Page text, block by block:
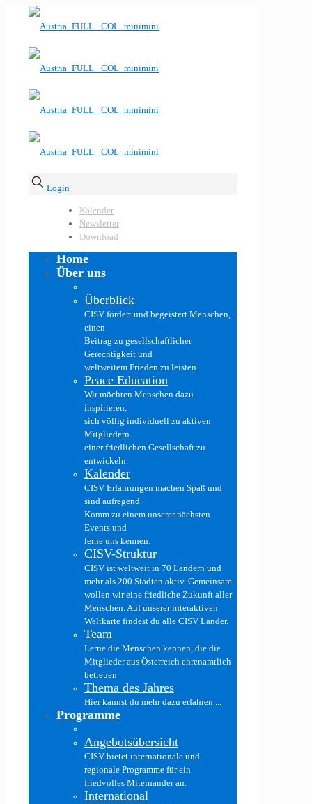
Login
Kalender
Newsletter
Download
Home
Über uns
Überblick
CISV fördert und begeistert Menschen,
einen
Beitrag zu gesellschaftlicher
Gerechtigkeit und
weltweitem Frieden zu leisten.
Peace Education
Wir möchten Menschen dazu
inspirieren,
sich völlig individuell zu aktiven
Mitgliedern
einer friedlichen Gesellschaft zu
entwickeln.
Kalender
CISV Erfahrungen machen Spaß und
sind aufregend.
Komm zu einem unserer nächsten
Events und
lerne uns kennen.
CISV-Struktur
CISV ist weltweit in 70 Ländern und
mehr als 200 Städten aktiv. Gemeinsam
wollen wir eine friedliche Zukunft aller
Menschen. Auf unserer interaktiven
Weltkarte findest du alle CISV Länder.
Team
Lerne die Menschen kennen, die die
Mitglieder aus Österreich ehrenamtlich
betreuen.
Thema des Jahres
Hier kannst du mehr dazu erfahren ...
Programme
Angebotsübersicht
CISV bietet internationale und
regionale Programme für ein
friedvolles Miteinander an.
International